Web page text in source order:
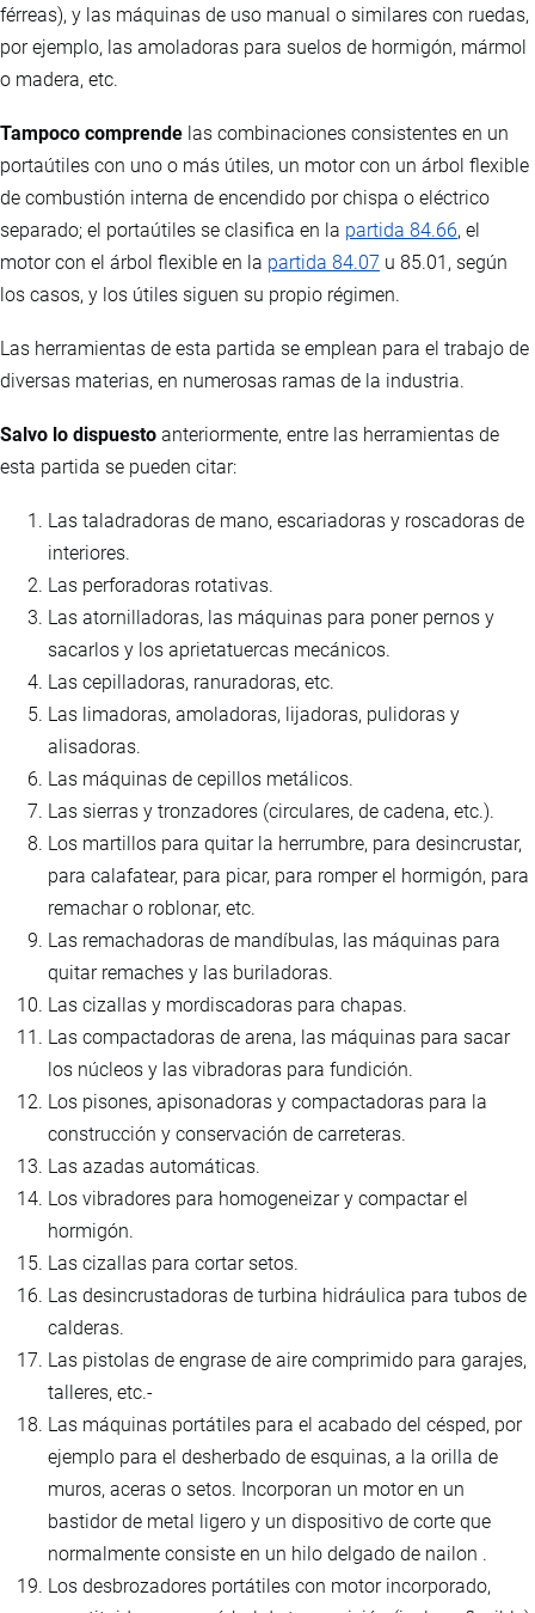
férreas), y las máquinas de uso manual o similares con ruedas,
por ejemplo, las amoladoras para suelos de hormigón, mármol
o madera, etc.
Tampoco comprende las combinaciones consistentes en un
portaútiles con uno o más útiles, un motor con un árbol flexible
de combustión interna de encendido por chispa o eléctrico
separado; el portaútiles se clasifica en la partida 84.66, el
motor con el árbol flexible en la partida 84.07 u 85.01, según
los casos, y los útiles siguen su propio régimen.
Las herramientas de esta partida se emplean para el trabajo de
diversas materias, en numerosas ramas de la industria.
Salvo lo dispuesto anteriormente, entre las herramientas de
esta partida se pueden citar:
Las taladradoras de mano, escariadoras y roscadoras de
interiores.
Las perforadoras rotativas.
Las atornilladoras, las máquinas para poner pernos y
sacarlos y los aprietatuercas mecánicos.
Las cepilladoras, ranuradoras, etc.
Las limadoras, amoladoras, lijadoras, pulidoras y
alisadoras.
Las máquinas de cepillos metálicos.
Las sierras y tronzadores (circulares, de cadena, etc.).
Los martillos para quitar la herrumbre, para desincrustar,
para calafatear, para picar, para romper el hormigón, para
remachar o roblonar, etc.
Las remachadoras de mandíbulas, las máquinas para
quitar remaches y las buriladoras.
Las cizallas y mordiscadoras para chapas.
Las compactadoras de arena, las máquinas para sacar
los núcleos y las vibradoras para fundición.
Los pisones, apisonadoras y compactadoras para la
construcción y conservación de carreteras.
Las azadas automáticas.
Los vibradores para homogeneizar y compactar el
hormigón.
Las cizallas para cortar setos.
Las desincrustadoras de turbina hidráulica para tubos de
calderas.
Las pistolas de engrase de aire comprimido para garajes,
talleres, etc.-
Las máquinas portátiles para el acabado del césped, por
ejemplo para el desherbado de esquinas, a la orilla de
muros, aceras o setos. Incorporan un motor en un
bastidor de metal ligero y un dispositivo de corte que
normalmente consiste en un hilo delgado de nailon .
Los desbrozadores portátiles con motor incorporado,